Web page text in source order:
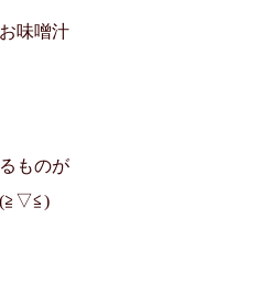
味噌汁
ものが
(≧▽≦)